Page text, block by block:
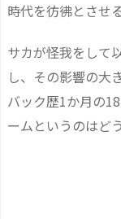
時代を彷彿とさせる
サカが怪我をして
し、その影響の大
バック歴1か月の
ームというのはど